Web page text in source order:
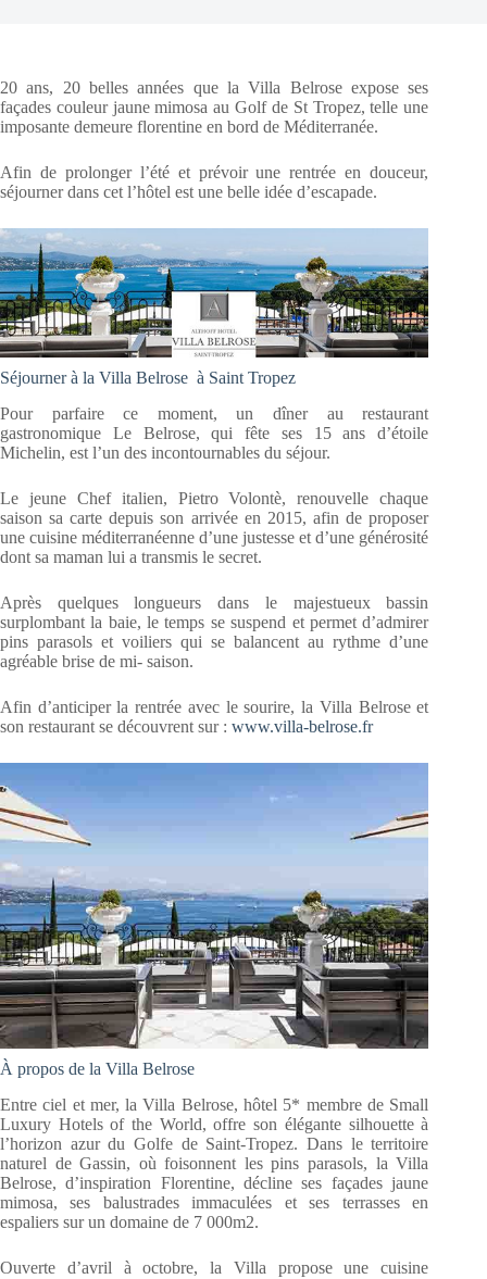
20 ans, 20 belles années que la Villa Belrose expose ses
façades couleur jaune mimosa au Golf de St Tropez, telle une
imposante demeure florentine en bord de Méditerranée.
Afin de prolonger l’été et prévoir une rentrée en douceur,
séjourner dans cet l’hôtel est une belle idée d’escapade.
Séjourner à la Villa Belrose à Saint Tropez
Pour parfaire ce moment, un dîner au restaurant
gastronomique Le Belrose, qui fête ses 15 ans d’étoile
Michelin, est l’un des incontournables du séjour.
Le jeune Chef italien, Pietro Volontè, renouvelle chaque
saison sa carte depuis son arrivée en 2015, afin de proposer
une cuisine méditerranéenne d’une justesse et d’une générosité
dont sa maman lui a transmis le secret.
Après quelques longueurs dans le majestueux bassin
surplombant la baie, le temps se suspend et permet d’admirer
pins parasols et voiliers qui se balancent au rythme d’une
agréable brise de mi- saison.
Afin d’anticiper la rentrée avec le sourire, la Villa Belrose et
son restaurant se découvrent sur : www.villa-belrose.fr
À propos de la Villa Belrose
Entre ciel et mer, la Villa Belrose, hôtel 5* membre de Small
Luxury Hotels of the World, offre son élégante silhouette à
l’horizon azur du Golfe de Saint-Tropez. Dans le territoire
naturel de Gassin, où foisonnent les pins parasols, la Villa
Belrose, d’inspiration Florentine, décline ses façades jaune
mimosa, ses balustrades immaculées et ses terrasses en
espaliers sur un domaine de 7 000m2.
Ouverte d’avril à octobre, la Villa propose une cuisine